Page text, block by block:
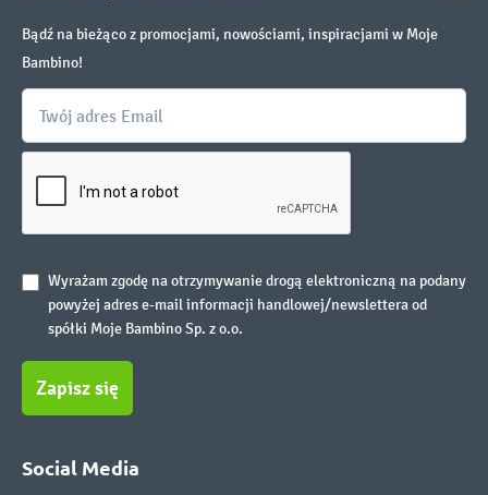
Bądź na bieżąco z promocjami, nowościami, inspiracjami w Moje
Bambino!
Wyrażam zgodę na otrzymywanie drogą elektroniczną na podany
powyżej adres e-mail informacji handlowej/newslettera od
spółki Moje Bambino Sp. z o.o.
Zapisz się
Social Media